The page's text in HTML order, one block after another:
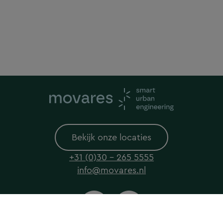
Bekijk onze locaties
+31 (0)30 - 265 5555
info@movares.nl